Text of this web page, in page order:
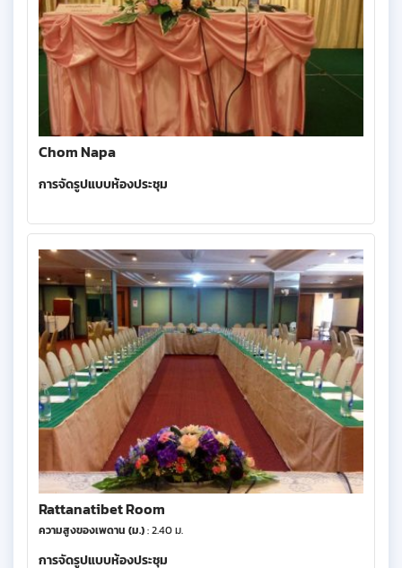
Chom Napa
การจัดรูปแบบห้องประชุม
Rattanatibet Room
ความสูงของเพดาน (ม.): 2.40 ม.
การจัดรูปแบบห้องประชุม